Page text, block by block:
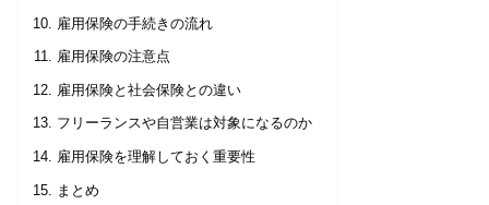
雇用保険の手続きの流れ
雇用保険の注意点
雇用保険と社会保険との違い
フリーランスや自営業は対象になるのか
雇用保険を理解しておく重要性
まとめ